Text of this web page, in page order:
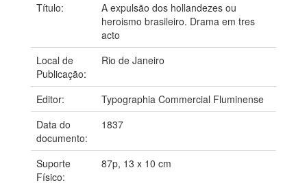
Título:
A expulsão dos hollandezes ou
heroismo brasileiro. Drama em tres
acto
Local de
Publicação:
Rio de Janeiro
Editor:
Typographia Commercial Fluminense
Data do
documento:
1837
Suporte
Físico:
87p, 13 x 10 cm